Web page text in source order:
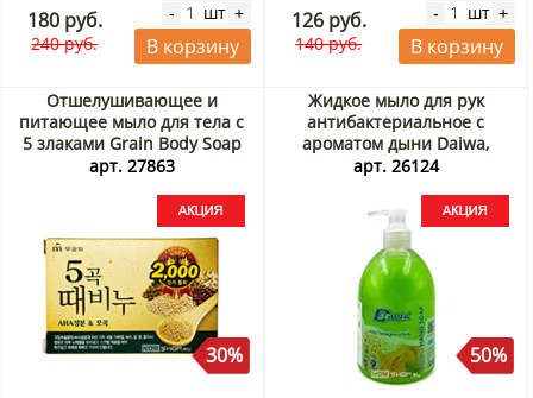
180 руб.
240 руб.
- шт +
В корзину
126 руб.
140 руб.
- шт +
В корзину
Отшелушивающее и
питающее мыло для тела с
5 злаками Grain Body Soap
Mukunghwa, Корея, 90 г
арт. 27863
30%
Жидкое мыло для рук
антибактериальное с
ароматом дыни Daiwa,
Таиланд, 500 мл Акция
арт. 26124
50%